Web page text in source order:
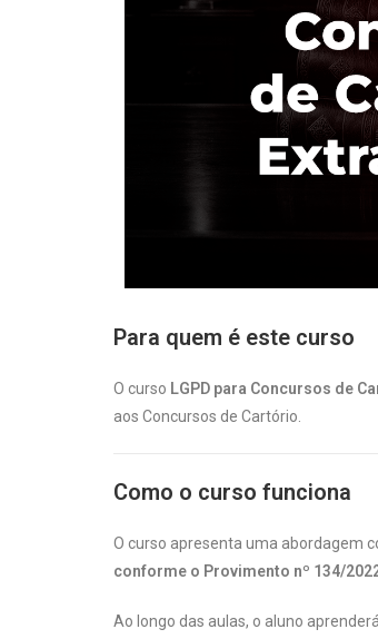
Para quem é este curso
O curso LGPD para Concursos de
aos Concursos de Cartório.
Como o curso funciona
O curso apresenta uma abordagem
conforme o Provimento nº 134/
Ao longo das aulas, o aluno